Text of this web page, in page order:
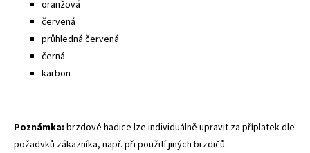
oranžová
červená
průhledná červená
černá
karbon
Poznámka: brzdové hadice lze individuálně upravit za příplatek dle
požadvků zákazníka, např. při použití jiných brzdičů.